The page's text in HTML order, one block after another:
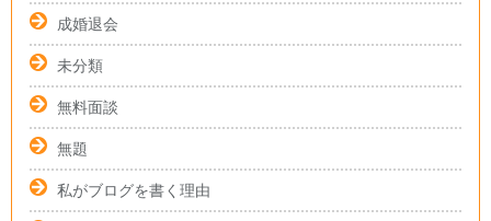
成婚退会
未分類
無料面談
無題
私がブログを書く理由